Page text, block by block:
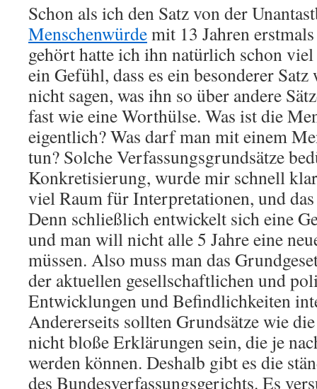
Schon als ich den Satz von der
Menschenwürdemit 13 Jahren
gehört hatte ich ihn natürlich schon
ein Gefühl, dass es ein besonderer
nicht sagen, was ihn so über andere
fast wie eine Worthülse. Was ist die
eigentlich? Was darf man mit einem
tun? Solche Verfassungsgrundsätze
Konkretisierung, wurde mir schnell
viel Raum für Interpretationen, und das
Denn schließlich entwickelt sich eine
und man will nicht alle 5 Jahre eine
müssen. Also muss man das
der aktuellen gesellschaftlichen und
Entwicklungen und Befindlichkeiten
Andererseits sollten Grundsätze wie
nicht bloße Erklärungen sein, die je
werden können. Deshalb gibt es die
des Bundesverfassungsgerichts. Es